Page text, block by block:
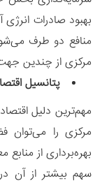
بهبود صادرات
منافع دو طرف
مرکزی از چندین
پتانسیل
مهم‌ترین دلیل
مرکزی را می‌توان
بهره‌برداری از
سهم بیشتر از آن